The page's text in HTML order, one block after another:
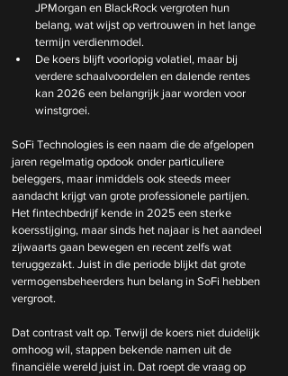
JPMorgan en BlackRock vergroten hun
belang, wat wijst op vertrouwen in het lange
termijn verdienmodel.
De koers blijft voorlopig volatiel, maar bij
verdere schaalvoordelen en dalende rentes
kan 2026 een belangrijk jaar worden voor
winstgroei.
SoFi Technologies is een naam die de afgelopen
jaren regelmatig opdook onder particuliere
beleggers, maar inmiddels ook steeds meer
aandacht krijgt van grote professionele partijen.
Het fintechbedrijf kende in 2025 een sterke
koersstijging, maar sinds het najaar is het aandeel
zijwaarts gaan bewegen en recent zelfs wat
teruggezakt. Juist in die periode blijkt dat grote
vermogensbeheerders hun belang in SoFi hebben
vergroot.
Dat contrast valt op. Terwijl de koers niet duidelijk
omhoog wil, stappen bekende namen uit de
financiële wereld juist in. Dat roept de vraag op